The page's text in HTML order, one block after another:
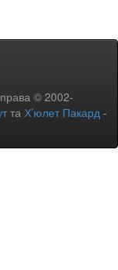
права © 2002-
та Х’юлет Пакард -